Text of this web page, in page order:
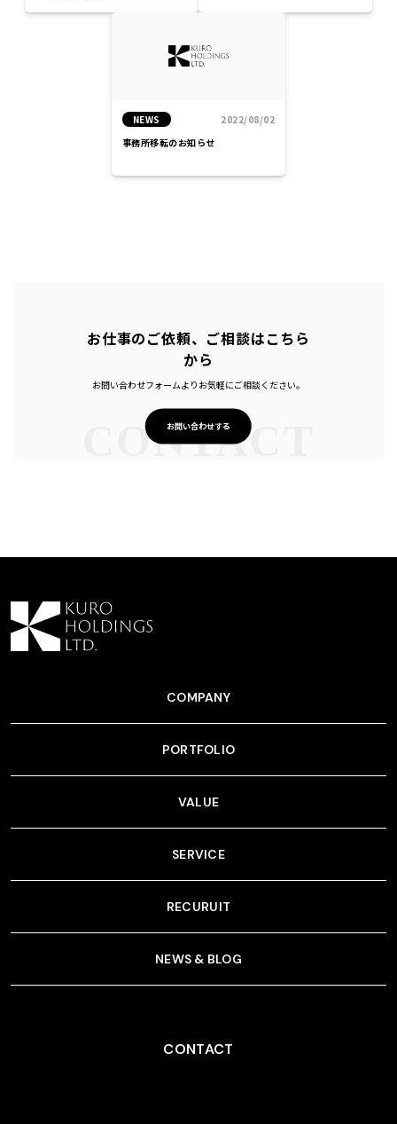
NEWS
2022/08/02
事務所移転のお知らせ
お仕事のご依頼、ご相談はこちら
から
お問い合わせフォームよりお気軽にご相談ください。
お問い合わせする
CONTACT
COMPANY
PORTFOLIO
VALUE
SERVICE
RECURUIT
NEWS & BLOG
CONTACT